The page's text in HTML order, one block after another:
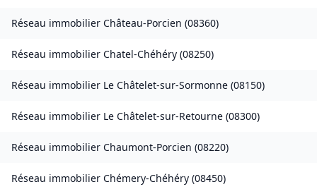
Réseau immobilier Château-Porcien (08360)
Réseau immobilier Chatel-Chéhéry (08250)
Réseau immobilier Le Châtelet-sur-Sormonne (08150)
Réseau immobilier Le Châtelet-sur-Retourne (08300)
Réseau immobilier Chaumont-Porcien (08220)
Réseau immobilier Chémery-Chéhéry (08450)